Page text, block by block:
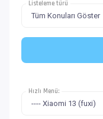
Listeleme türü
Hızlı Menü: